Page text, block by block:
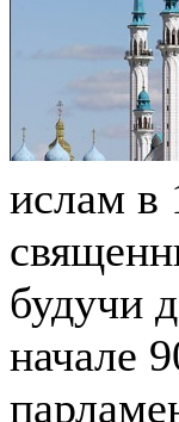
ислам в
будучи
начале